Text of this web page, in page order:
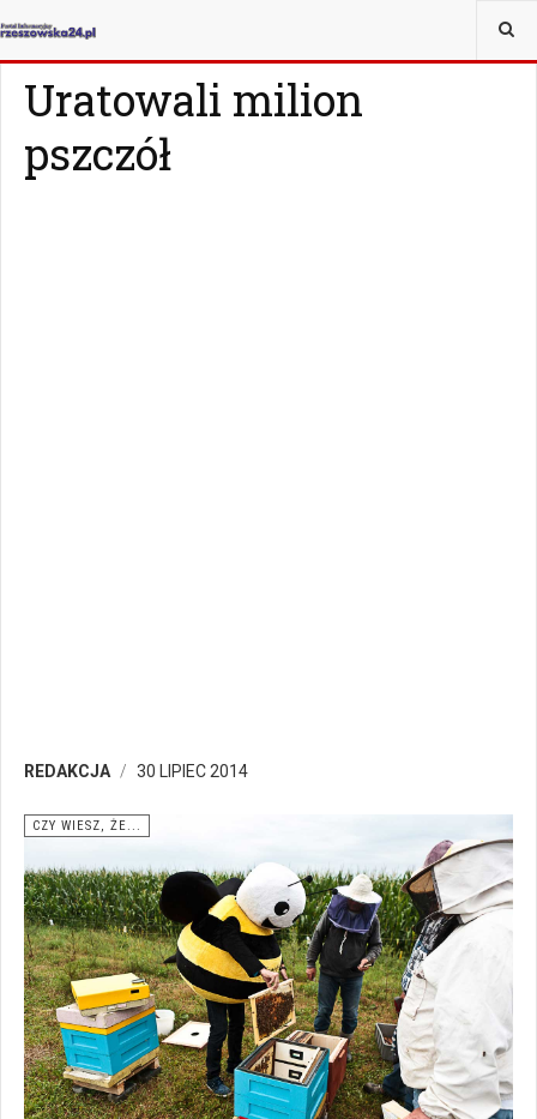
JESTEŚ TUTAJ:
Uratowali milion
pszczół
REDAKCJA 30 LIPIEC 2014
CZY WIESZ, ŻE...